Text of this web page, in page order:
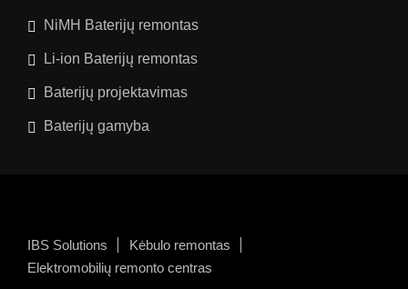
NiMH Baterijų remontas
Li-ion Baterijų remontas
Baterijų projektavimas
Baterijų gamyba
IBS Solutions
Kėbulo remontas
Elektromobilių remonto centras